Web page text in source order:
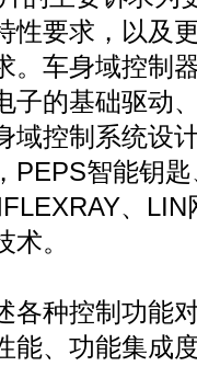
性要求，以及
。车身域控制
子的基础驱动
域控制系统设
PEPS智能钥
、
。
各种控制功能
能、功能集成